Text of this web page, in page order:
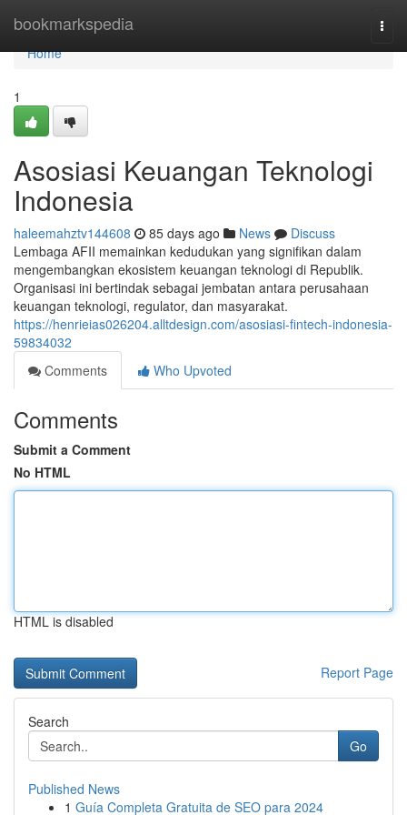
bookmarkspedia
Home
Home
1
Asosiasi Keuangan Teknologi
Indonesia
haleemahztv144608 85 days ago News
Discuss
Lembaga AFII memainkan kedudukan yang signifikan dalam
mengembangkan ekosistem keuangan teknologi di Republik.
Organisasi ini bertindak sebagai jembatan antara perusahaan
keuangan teknologi, regulator, dan masyarakat.
https://henrieias026204.alltdesign.com/asosiasi-fintech-indonesia-
59834032
Comments
Who Upvoted
Comments
Submit a Comment
No HTML
HTML is disabled
Report Page
Search
Go
Published News
1 Guía Completa Gratuita de SEO para 2024